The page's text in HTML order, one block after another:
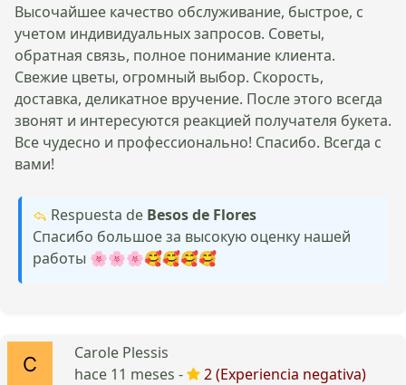
Высочайшее качество обслуживание, быстрое, с
учетом индивидуальных запросов. Советы,
обратная связь, полное понимание клиента.
Свежие цветы, огромный выбор. Скорость,
доставка, деликатное вручение. После этого всегда
звонят и интересуются реакцией получателя букета.
Все чудесно и профессионально! Спасибо. Всегда с
вами!
Respuesta de Besos de Flores
Спасибо большое за высокую оценку нашей
работы 🌸🌸🌸🥰🥰🥰🥰
Carole Plessis
hace 11 meses -
2 (Experiencia negativa)